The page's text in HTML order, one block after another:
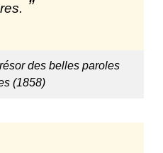
des belles paroles
(1858)